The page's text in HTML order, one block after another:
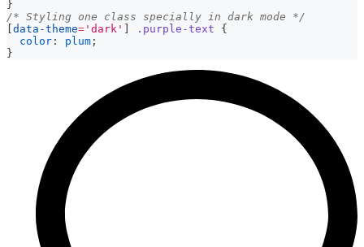
}
/* Styling one class specially in dark mode */
data-theme= 'dark' .purple-text
{
color : plum ;
}